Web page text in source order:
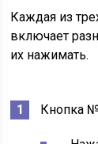
Каждая из
включает
их нажимать.
Кнопка